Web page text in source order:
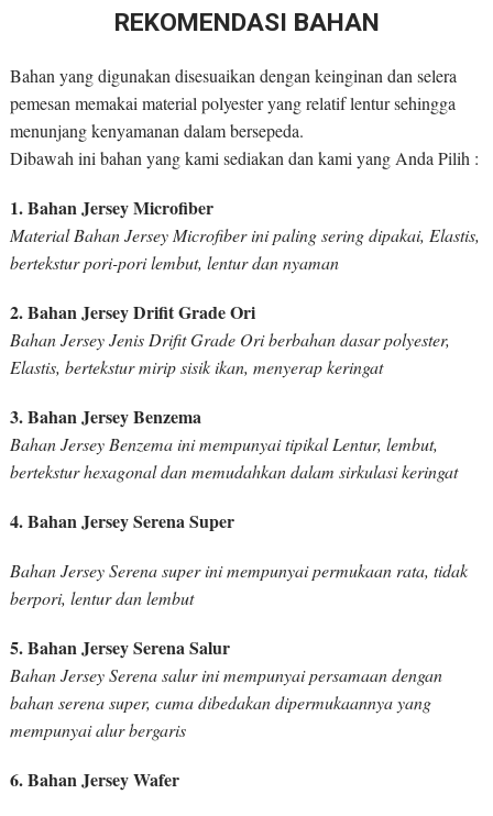
REKOMENDASI BAHAN
Bahan yang digunakan disesuaikan dengan keinginan dan selera
pemesan memakai material polyester yang relatif lentur sehingga
menunjang kenyamanan dalam bersepeda.
Dibawah ini bahan yang kami sediakan dan kami yang Anda Pilih :
1. Bahan Jersey Microfiber
Material Bahan Jersey Microfiber ini paling sering dipakai, Elastis,
bertekstur pori-pori lembut, lentur dan nyaman
2. Bahan Jersey Drifit Grade Ori
Bahan Jersey Jenis Drifit Grade Ori berbahan dasar polyester,
Elastis, bertekstur mirip sisik ikan, menyerap keringat
3. Bahan Jersey Benzema
Bahan Jersey Benzema ini mempunyai tipikal Lentur, lembut,
bertekstur hexagonal dan memudahkan dalam sirkulasi keringat
4. Bahan Jersey Serena Super
Bahan Jersey Serena super ini mempunyai permukaan rata, tidak
berpori, lentur dan lembut
5. Bahan Jersey Serena Salur
Bahan Jersey Serena salur ini mempunyai persamaan dengan
bahan serena super, cuma dibedakan dipermukaannya yang
mempunyai alur bergaris
6. Bahan Jersey Wafer